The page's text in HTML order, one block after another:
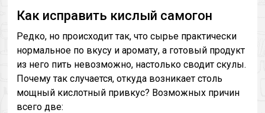
Как исправить кислый самогон
Редко, но происходит так, что сырье практически
нормальное по вкусу и аромату, а готовый продукт
из него пить невозможно, настолько сводит скулы.
Почему так случается, откуда возникает столь
мощный кислотный привкус? Возможных причин
всего две: